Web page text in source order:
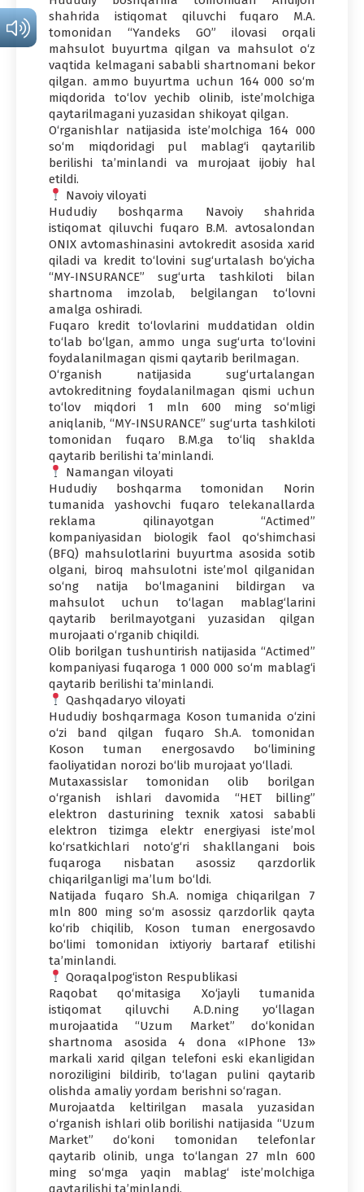
shahrida istiqomat qiluvchi fuqaro M.A.
tomonidan “Yandeks GO” ilovasi orqali
mahsulot buyurtma qilgan va mahsulot o‘z
vaqtida kelmagani sababli shartnomani bekor
qilgan. ammo buyurtma uchun 164 000 so‘m
miqdorida to‘lov yechib olinib, iste’molchiga
qaytarilmagani yuzasidan shikoyat qilgan.
O‘rganishlar natijasida iste’molchiga 164 000
so‘m miqdoridagi pul mablag‘i qaytarilib
berilishi ta’minlandi va murojaat ijobiy hal
etildi.
Navoiy viloyati
Hududiy boshqarma Navoiy shahrida
istiqomat qiluvchi fuqaro B.M. avtosalondan
ONIX avtomashinasini avtokredit asosida xarid
qiladi va kredit to‘lovini sug‘urtalash bo‘yicha
“MY-INSURANCE” sug‘urta tashkiloti bilan
shartnoma imzolab, belgilangan to‘lovni
amalga oshiradi.
Fuqaro kredit to‘lovlarini muddatidan oldin
to‘lab bo‘lgan, ammo unga sug‘urta to‘lovini
foydalanilmagan qismi qaytarib berilmagan.
O‘rganish natijasida sug‘urtalangan
avtokreditning foydalanilmagan qismi uchun
to‘lov miqdori 1 mln 600 ming so‘mligi
aniqlanib, “MY-INSURANCE” sug‘urta tashkiloti
tomonidan fuqaro B.M.ga to‘liq shaklda
qaytarib berilishi ta’minlandi.
Namangan viloyati
Hududiy boshqarma tomonidan Norin
tumanida yashovchi fuqaro telekanallarda
reklama qilinayotgan “Actimed”
kompaniyasidan biologik faol qo‘shimchasi
(BFQ) mahsulotlarini buyurtma asosida sotib
olgani, biroq mahsulotni iste’mol qilganidan
so‘ng natija bo‘lmaganini bildirgan va
mahsulot uchun to‘lagan mablag‘larini
qaytarib berilmayotgani yuzasidan qilgan
murojaati o‘rganib chiqildi.
Olib borilgan tushuntirish natijasida “Actimed”
kompaniyasi fuqaroga 1 000 000 so‘m mablag‘i
qaytarib berilishi ta’minlandi.
Qashqadaryo viloyati
Hududiy boshqarmaga Koson tumanida o‘zini
o‘zi band qilgan fuqaro Sh.A. tomonidan
Koson tuman energosavdo bo‘limining
faoliyatidan norozi bo‘lib murojaat yo‘lladi.
Mutaxassislar tomonidan olib borilgan
o‘rganish ishlari davomida “HET billing”
elektron dasturining texnik xatosi sababli
elektron tizimga elektr energiyasi iste’mol
ko‘rsatkichlari noto‘g‘ri shakllangani bois
fuqaroga nisbatan asossiz qarzdorlik
chiqarilganligi ma’lum bo‘ldi.
Natijada fuqaro Sh.A. nomiga chiqarilgan 7
mln 800 ming so‘m asossiz qarzdorlik qayta
ko‘rib chiqilib, Koson tuman energosavdo
bo‘limi tomonidan ixtiyoriy bartaraf etilishi
ta’minlandi.
Qoraqalpog‘iston Respublikasi
Raqobat qo‘mitasiga Xo‘jayli tumanida
istiqomat qiluvchi A.D.ning yo‘llagan
murojaatida “Uzum Market” do‘konidan
shartnoma asosida 4 dona «IPhone 13»
markali xarid qilgan telefoni eski ekanligidan
noroziligini bildirib, to‘lagan pulini qaytarib
olishda amaliy yordam berishni so‘ragan.
Murojaatda keltirilgan masala yuzasidan
o‘rganish ishlari olib borilishi natijasida “Uzum
Market” do‘koni tomonidan telefonlar
qaytarib olinib, unga to‘langan 27 mln 600
ming so‘mga yaqin mablag‘ iste’molchiga
qaytarilishi ta’minlandi.